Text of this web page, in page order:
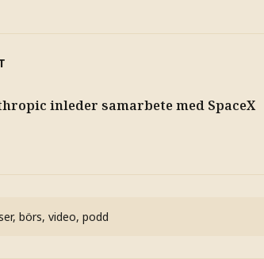
inleder samarbete med SpaceX
börs, video, podd